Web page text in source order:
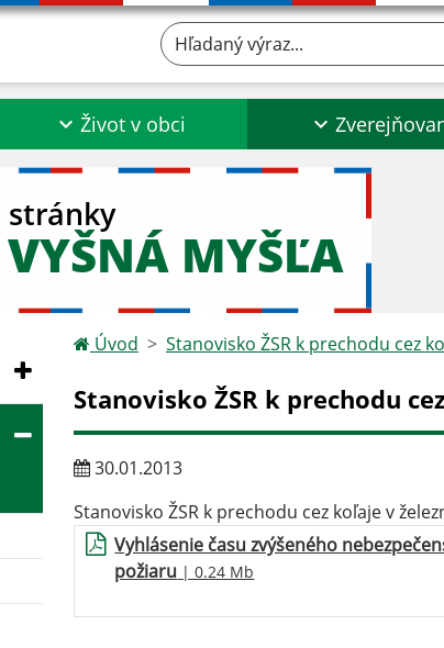
Hľadaný výraz...
Život v obci
stránky
VYŠNÁ MYŠĽA
Úvod Stanovisko ŽSR k prechodu cez
Stanovisko ŽSR k prechodu
30.01.2013
Stanovisko ŽSR k prechodu cez koľaje v
Vyhlásenie času zvýšeného
požiaru | 0.24 Mb